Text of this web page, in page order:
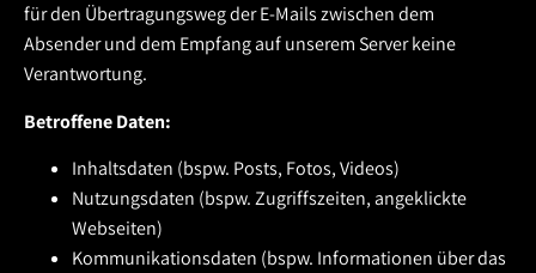
für den Übertragungsweg der E-Mails zwischen dem
Absender und dem Empfang auf unserem Server keine
Verantwortung.
Betroffene Daten:
Inhaltsdaten (bspw. Posts, Fotos, Videos)
Nutzungsdaten (bspw. Zugriffszeiten, angeklickte
Webseiten)
Kommunikationsdaten (bspw. Informationen über das